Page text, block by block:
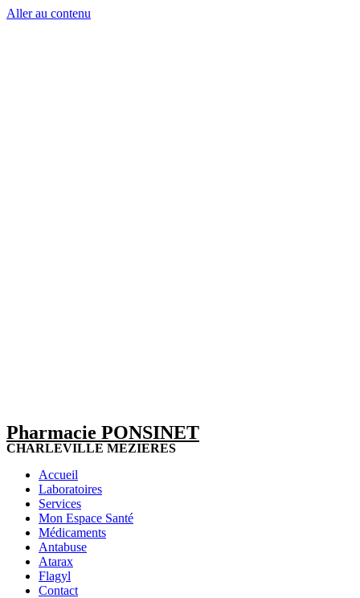
Aller au contenu
Pharmacie PONSINET
CHARLEVILLE MEZIERES
Accueil
Laboratoires
Services
Mon Espace Santé
Médicaments
Antabuse
Atarax
Flagyl
Contact